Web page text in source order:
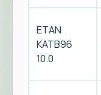
ETAN
KATB96
10.0